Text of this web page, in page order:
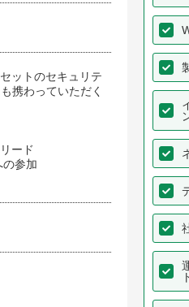
ットのセキュリテ
携わっていただく
ード
の参加